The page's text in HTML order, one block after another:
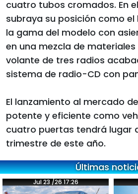
cuatro tubos cromados. En
subraya su posición como el
la gama del modelo con
en una mezcla de
volante de tres radios
sistema de radio-CD con
El lanzamiento al mercado
potente y eficiente como
cuatro puertas tendrá lugar
trimestre de este año.
Últimas
Jul 23 /26 17:26